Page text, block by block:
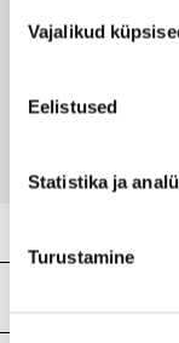
valik
Vajalikud
Eelistused
Statistika ja
Turustamine